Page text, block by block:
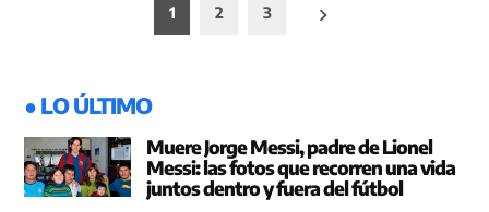
1 2 3
● LO ÚLTIMO
Muere Jorge Messi, padre de Lionel
Messi: las fotos que recorren una vida
juntos dentro y fuera del fútbol